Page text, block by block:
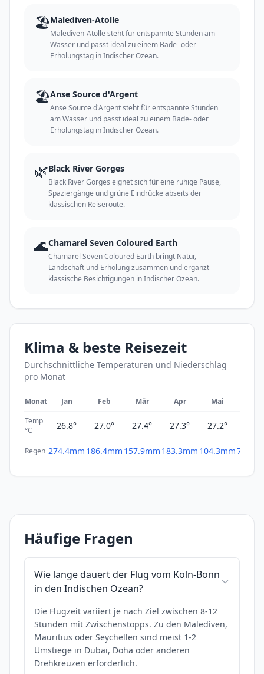
🏖️Malediven-Atolle
Malediven-Atolle steht für entspannte Stunden am
Wasser und passt ideal zu einem Bade- oder
Erholungstag in Indischer Ozean.
🏖️Anse Source d'Argent
Anse Source d'Argent steht für entspannte Stunden
am Wasser und passt ideal zu einem Bade- oder
Erholungstag in Indischer Ozean.
🌿Black River Gorges
Black River Gorges eignet sich für eine ruhige Pause,
Spaziergänge und grüne Eindrücke abseits der
klassischen Reiseroute.
🌊Chamarel Seven Coloured Earth
Chamarel Seven Coloured Earth bringt Natur,
Landschaft und Erholung zusammen und ergänzt
klassische Besichtigungen in Indischer Ozean.
Klima & beste Reisezeit
Durchschnittliche Temperaturen und Niederschlag
pro Monat
Monat Jan Feb Mär Apr Mai
Temp
°C
26.8° 27.0° 27.4° 27.3° 27.2°
Regen 274.4mm 186.4mm 157.9mm 183.3mm 104.3mm
Häufige Fragen
Wie lange dauert der Flug vom Köln-Bonn
in den Indischen Ozean?
Die Flugzeit variiert je nach Ziel zwischen 8-12
Stunden mit Zwischenstopps. Zu den Malediven,
Mauritius oder Seychellen sind meist 1-2
Umstiege in Dubai, Doha oder anderen
Drehkreuzen erforderlich.